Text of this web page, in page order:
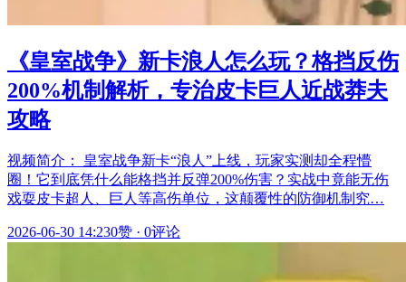
《皇室战争》新卡浪人怎么玩？格挡反伤
200%机制解析，专治皮卡巨人近战莽夫
攻略
视频简介： 皇室战争新卡“浪人”上线，玩家实测却全程懵
圈！它到底凭什么能格挡并反弹200%伤害？实战中竟能无伤
戏耍皮卡超人、巨人等高伤单位，这颠覆性的防御机制究…
2026-06-30 14:230赞 · 0评论